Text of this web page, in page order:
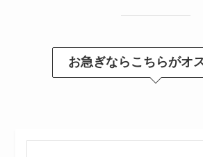
お急ぎならこちらがオ